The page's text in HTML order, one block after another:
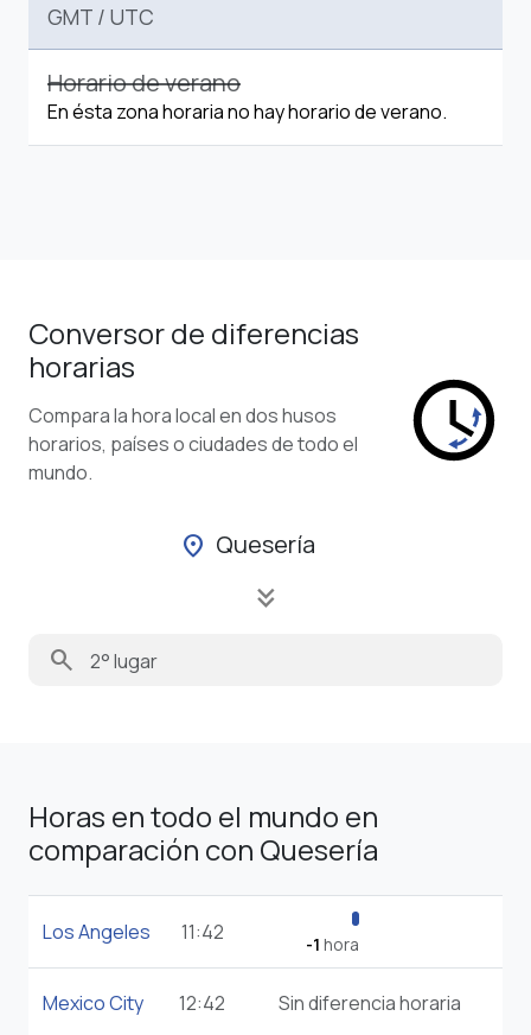
GMT / UTC
Horario de verano
En ésta zona horaria no hay horario de verano.
Conversor de diferencias
horarias
Compara la hora local en dos husos
horarios, países o ciudades de todo el
mundo.
location_on Quesería
keyboard_double_arrow_down
search
Horas en todo el mundo en
comparación con Quesería
Los Angeles 11:42 -1 hora
Mexico City 12:42 Sin diferencia horaria